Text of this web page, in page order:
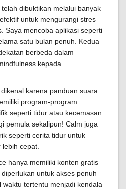
dibuktikan melalui banyak
untuk mengurangi stres
Saya mencoba aplikasi seperti
satu bulan penuh. Kedua
berbeda dalam
kepada
karena panduan suara
program-program
seperti tidur atau kecemasan
pemula sekalipun! Calm juga
seperti cerita tidur untuk
cepat.
hanya memiliki konten gratis
untuk akses penuh
waktu tertentu menjadi kendala